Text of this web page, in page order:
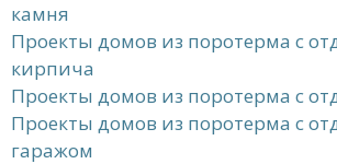
камня
Проекты домов из поротерма с
кирпича
Проекты домов из поротерма с
Проекты домов из поротерма с
гаражом